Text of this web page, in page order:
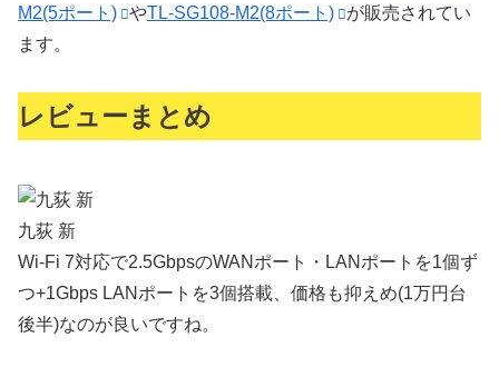
M2(5ポート)
やTL-SG108-M2(8ポート)
が販売されてい
ます。
レビューまとめ
九荻 新
Wi-Fi 7対応で2.5GbpsのWANポート・LANポートを1個ず
つ+1Gbps LANポートを3個搭載、価格も抑えめ(1万円台
後半)なのが良いですね。